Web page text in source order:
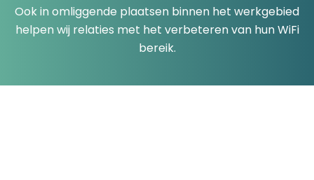
Ook in omliggende plaatsen binnen het werkgebied
helpen wij relaties met het verbeteren van hun WiFi
bereik.